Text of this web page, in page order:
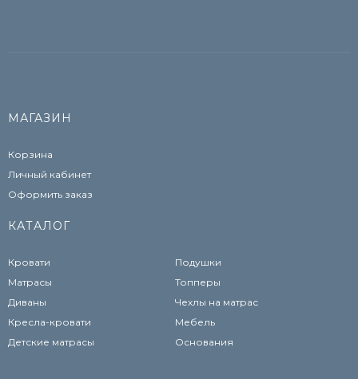
МАГАЗИН
Корзина
Личный кабинет
Оформить заказ
КАТАЛОГ
Кровати
Матрасы
Диваны
Кресла-кровати
Детские матрасы
Подушки
Топперы
Чехлы на матрас
Мебель
Основания